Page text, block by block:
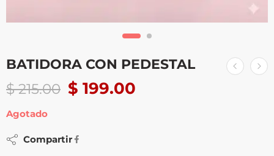
BATIDORA CON PEDESTAL
$215.00 $ 199.00
Agotado
Compartir